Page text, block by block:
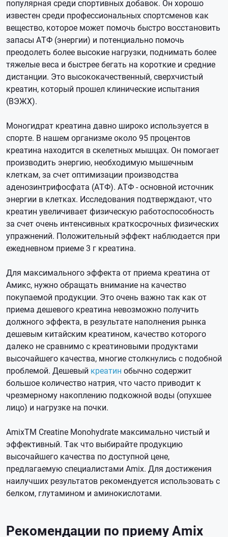
популярная среди спортивных добавок. Он хорошо
известен среди профессиональных спортсменов как
вещество, которое может помочь быстро восстановить
запасы АТФ (энергии) и потенциально помочь
преодолеть более высокие нагрузки, поднимать более
тяжелые веса и быстрее бегать на короткие и средние
дистанции. Это высококачественный, сверхчистый
креатин, который прошел клинические испытания
(ВЭЖХ).
Моногидрат креатина давно широко используется в
спорте. В нашем организме около 95 процентов
креатина находится в скелетных мышцах. Он помогает
производить энергию, необходимую мышечным
клеткам, за счет оптимизации производства
аденозинтрифосфата (АТФ). АТФ - основной источник
энергии в клетках. Исследования подтверждают, что
креатин увеличивает физическую работоспособность
за счет очень интенсивных краткосрочных физических
упражнений. Положительный эффект наблюдается при
ежедневном приеме 3 г креатина.
Для максимального эффекта от приема креатина от
Амикс, нужно обращать внимание на качество
покупаемой продукции. Это очень важно так как от
приема дешевого креатина невозможно получить
должного эффекта, в результате наполнения рынка
дешевым китайским креатином, качество которого
далеко не сравнимо с креатиновыми продуктами
высочайшего качества, многие столкнулись с подобной
проблемой. Дешевый креатин обычно содержит
большое количество натрия, что часто приводит к
чрезмерному накоплению подкожной воды (опухшее
лицо) и нагрузке на почки.
AmixTM Creatine Monohydrate максимально чистый и
эффективный. Так что выбирайте продукцию
высочайшего качества по доступной цене,
предлагаемую специалистами Amix. Для достижения
наилучших результатов рекомендуется использовать с
белком, глутамином и аминокислотами.
Рекомендации по приемуAmix